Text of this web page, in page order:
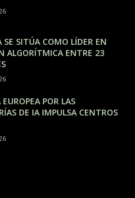
SE SITÚA COMO LÍDER EN
ALGORÍTMICA ENTRE 23
POR LAS
DE IA IMPULSA CENTROS